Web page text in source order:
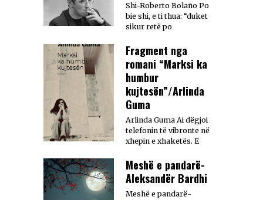
Shi-Roberto Bolaño Po
bie shi, e ti thua: “duket
sikur retë po
Fragment nga
romani “Marksi ka
humbur
kujtesën”/Arlinda
Guma
Arlinda Guma Ai dëgjoi
telefonin të vibronte në
xhepin e xhaketës. E
Meshë e pandarë-
Aleksandër Bardhi
Meshë e pandarë-